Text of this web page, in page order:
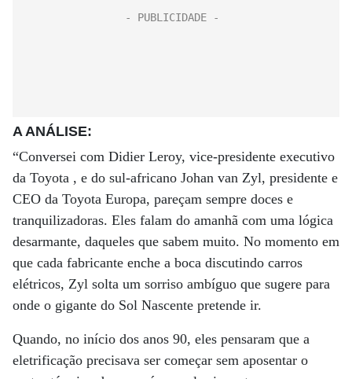
A ANÁLISE:
“Conversei com Didier Leroy, vice-presidente executivo
da Toyota , e do sul-africano Johan van Zyl, presidente e
CEO da Toyota Europa, pareçam sempre doces e
tranquilizadoras. Eles falam do amanhã com uma lógica
desarmante, daqueles que sabem muito. No momento em
que cada fabricante enche a boca discutindo carros
elétricos, Zyl solta um sorriso ambíguo que sugere para
onde o gigante do Sol Nascente pretende ir.
Quando, no início dos anos 90, eles pensaram que a
eletrificação precisava ser começar sem aposentar o